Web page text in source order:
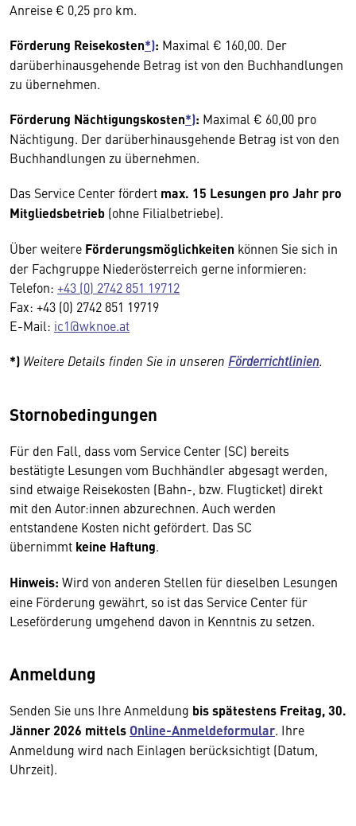
Anreise € 0,25 pro km.
Förderung Reisekosten*): Maximal € 160,00. Der
darüberhinausgehende Betrag ist von den Buchhandlungen
zu übernehmen.
Förderung Nächtigungskosten*): Maximal € 60,00 pro
Nächtigung. Der darüberhinausgehende Betrag ist von den
Buchhandlungen zu übernehmen.
Das Service Center fördert max. 15 Lesungen pro Jahr pro
Mitgliedsbetrieb (ohne Filialbetriebe).
Über weitere Förderungsmöglichkeiten können Sie sich in
der Fachgruppe Niederösterreich gerne informieren:
Telefon: +43 (0) 2742 851 19712
Fax: +43 (0) 2742 851 19719
E-Mail: ic1@wknoe.at
*) Weitere Details finden Sie in unseren Förderrichtlinien.
Stornobedingungen
Für den Fall, dass vom Service Center (SC) bereits
bestätigte Lesungen vom Buchhändler abgesagt werden,
sind etwaige Reisekosten (Bahn-, bzw. Flugticket) direkt
mit den Autor:innen abzurechnen. Auch werden
entstandene Kosten nicht gefördert. Das SC
übernimmt keine Haftung.
Hinweis: Wird von anderen Stellen für dieselben Lesungen
eine Förderung gewährt, so ist das Service Center für
Leseförderung umgehend davon in Kenntnis zu setzen.
Anmeldung
Senden Sie uns Ihre Anmeldung bis spätestens Freitag, 30.
Jänner 2026 mittels Online-Anmeldeformular. Ihre
Anmeldung wird nach Einlagen berücksichtigt (Datum,
Uhrzeit).